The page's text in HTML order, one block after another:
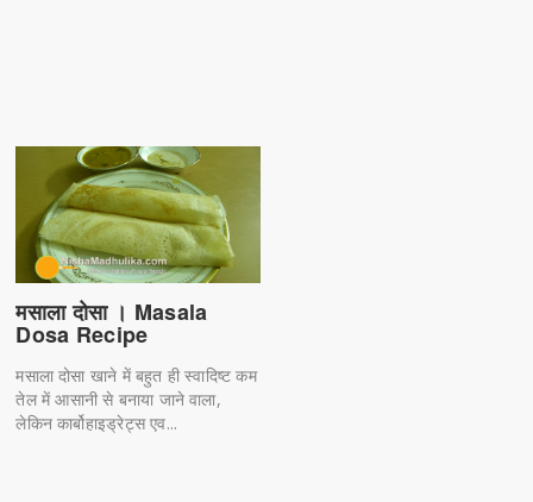
मसाला दोसा । Masala
Dosa Recipe
मसाला दोसा खाने में बहुत ही स्वादिष्ट कम
तेल में आसानी से बनाया जाने वाला,
लेकिन कार्बोहाइड्रेट्स एव...